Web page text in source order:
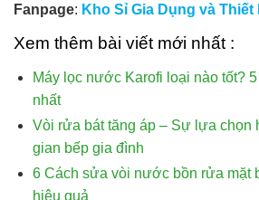
Fanpage: Kho Sỉ Gia Dụng và
Xem thêm bài viết mới nhất :
Máy lọc nước Karofi loại nào tốt?
nhất
Vòi rửa bát tăng áp – Sự lựa chọn
gian bếp gia đình
6 Cách sửa vòi nước bồn rửa mặt
hiệu quả